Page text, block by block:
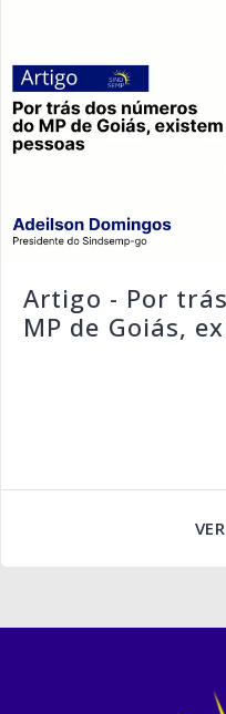
Artigo - Por
MP de Goiás,